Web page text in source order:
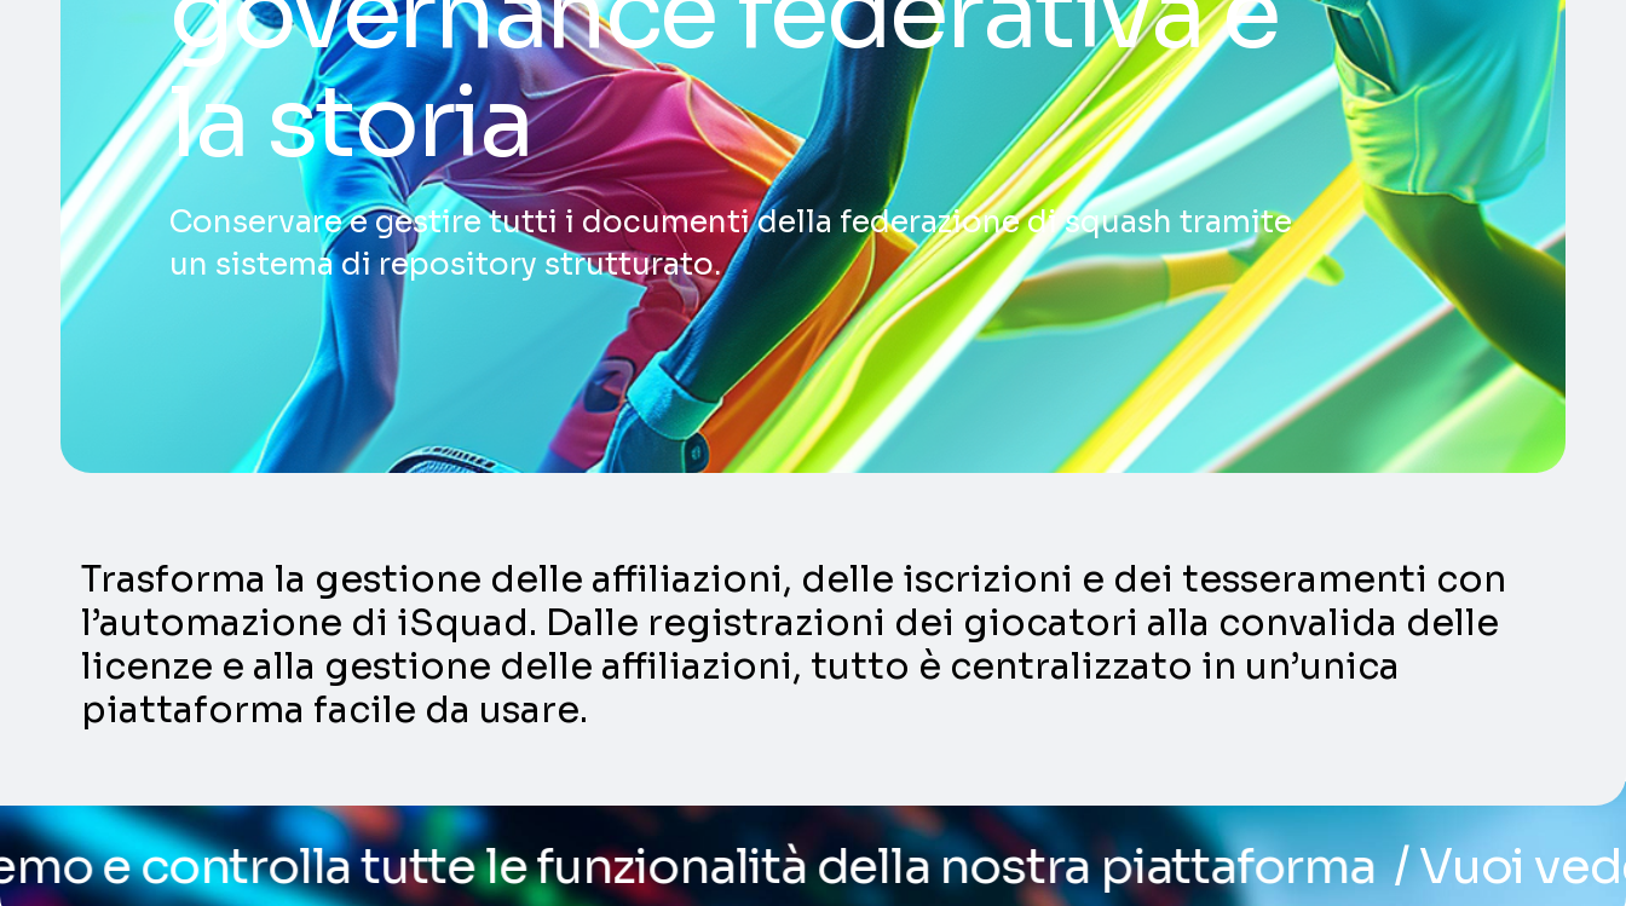
la storia
Conservare e gestire tutti i documenti della federazione di squash tramite
un sistema di repository strutturato.
Trasforma la gestione delle affiliazioni, delle iscrizioni e dei tesseramenti con
l’automazione di iSquad. Dalle registrazioni dei giocatori alla convalida delle
licenze e alla gestione delle affiliazioni, tutto è centralizzato in un’unica
piattaforma facile da usare.
tutte le funzionalità della nostra piattaforma/ Vuoi vedere il